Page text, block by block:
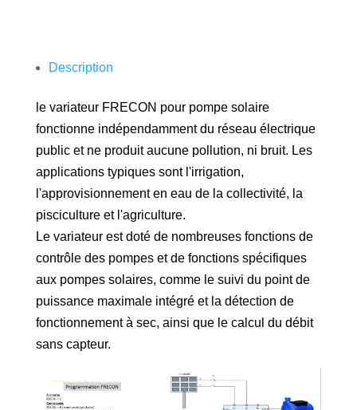
Description
le variateur FRECON pour pompe solaire
fonctionne indépendamment du réseau électrique
public et ne produit aucune pollution, ni bruit. Les
applications typiques sont l'irrigation,
l'approvisionnement en eau de la collectivité, la
pisciculture et l'agriculture.
Le variateur est doté de nombreuses fonctions de
contrôle des pompes et de fonctions spécifiques
aux pompes solaires, comme le suivi du point de
puissance maximale intégré et la détection de
fonctionnement à sec, ainsi que le calcul du débit
sans capteur.